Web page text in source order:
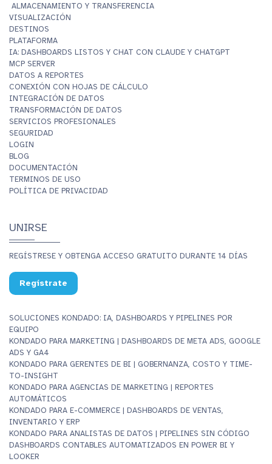
ALMACENAMIENTO Y TRANSFERENCIA
VISUALIZACIÓN
DESTINOS
PLATAFORMA
IA: DASHBOARDS LISTOS Y CHAT CON CLAUDE Y CHATGPT
MCP SERVER
DATOS A REPORTES
CONEXIÓN CON HOJAS DE CÁLCULO
INTEGRACIÓN DE DATOS
TRANSFORMACIÓN DE DATOS
SERVICIOS PROFESIONALES
SEGURIDAD
LOGIN
BLOG
DOCUMENTACIÓN
TERMINOS DE USO
POLÍTICA DE PRIVACIDAD
UNIRSE
REGÍSTRESE Y OBTENGA ACCESO GRATUITO DURANTE 14 DÍAS
Regístrate
SOLUCIONES KONDADO: IA, DASHBOARDS Y PIPELINES POR
EQUIPO
KONDADO PARA MARKETING | DASHBOARDS DE META ADS, GOOGLE
ADS Y GA4
KONDADO PARA GERENTES DE BI | GOBERNANZA, COSTO Y TIME-
TO-INSIGHT
KONDADO PARA AGENCIAS DE MARKETING | REPORTES
AUTOMÁTICOS
KONDADO PARA E-COMMERCE | DASHBOARDS DE VENTAS,
INVENTARIO Y ERP
KONDADO PARA ANALISTAS DE DATOS | PIPELINES SIN CÓDIGO
DASHBOARDS CONTABLES AUTOMATIZADOS EN POWER BI Y
LOOKER